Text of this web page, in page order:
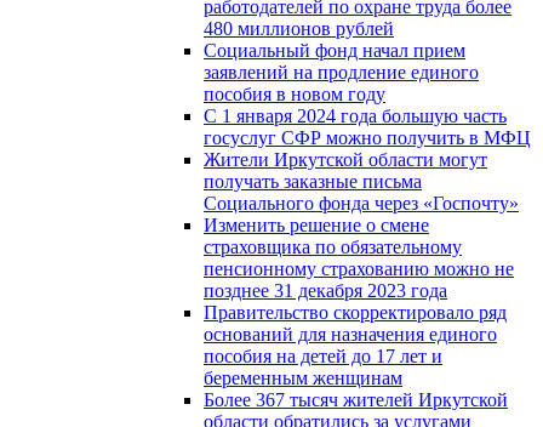
работодателей по охране труда более
480 миллионов рублей
Социальный фонд начал прием
заявлений на продление единого
пособия в новом году
С 1 января 2024 года большую часть
госуслуг СФР можно получить в МФЦ
Жители Иркутской области могут
получать заказные письма
Социального фонда через «Госпочту»
Изменить решение о смене
страховщика по обязательному
пенсионному страхованию можно не
позднее 31 декабря 2023 года
Правительство скорректировало ряд
оснований для назначения единого
пособия на детей до 17 лет и
беременным женщинам
Более 367 тысяч жителей Иркутской
области обратились за услугами